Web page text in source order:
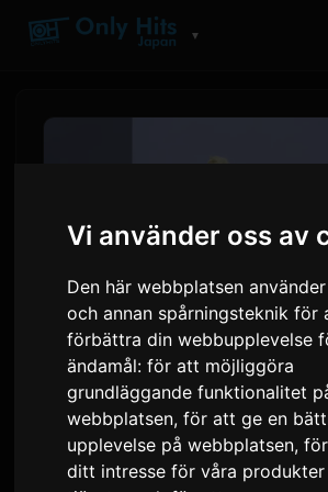
Vi använder oss av
Den här webbplatsen
och annan spårningsteknik för
förbättra din webbupplevelse
ändamål:för att möjliggöra
grundläggande funktionalitet
webbplatsen,för att ge en
upplevelse på webbplatsen,
ditt intresse för våra
▼
Toua släpper singeln
första digitala
AvSam 7 juli 2026
Översatt